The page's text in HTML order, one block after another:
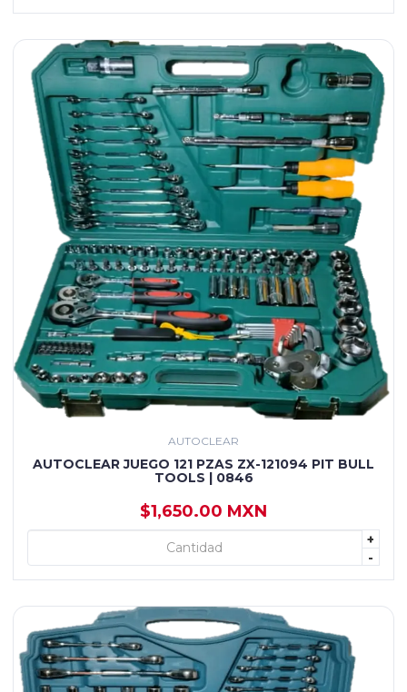
AUTOCLEAR
AUTOCLEAR JUEGO 121 PZAS ZX-121094 PIT BULL
TOOLS | 0846
$1,650.00 MXN
+
-
+ AGREGAR